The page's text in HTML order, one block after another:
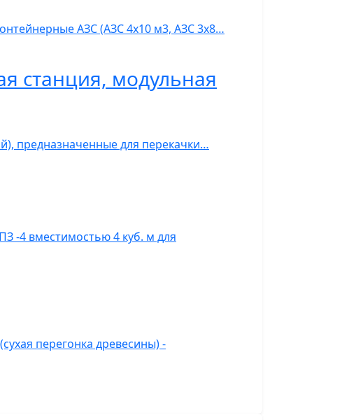
АЗС (АЗС 4х10 м3, АЗС 3х8…
станция, модульная
предназначенные для перекачки…
-4 вместимостью 4 куб. м для
перегонка древесины) -